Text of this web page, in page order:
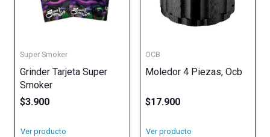
Super Smoker
Grinder Tarjeta Super
Smoker
$3.900
Ver producto
OCB
Moledor 4 Piezas, Ocb
$17.900
Ver producto